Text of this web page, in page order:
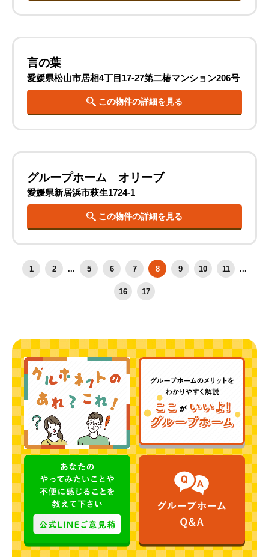
言の葉
愛媛県松山市居相4丁目17-27第二椿マンション206号
この物件の詳細を見る
グループホーム オリーブ
愛媛県新居浜市萩生1724-1
この物件の詳細を見る
1 2 ... 5 6 7 8 9 10 11 ...
16 17